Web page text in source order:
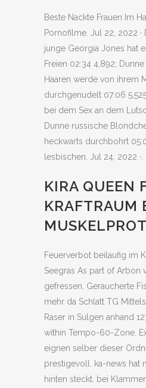
Beste Nackte Frauen Im
Pornofilme. Jul 22, 2022
junge Georgia Jones hat
Freien 02:34 4,892;
Haaren werde von ihrem
durchgenudelt 07:06
bei dem Sex an dem
Dunne russische
heckwarts durchbohrt
lesbischen. Jul 24, 2022 ·.
KIRA QUEEN
KRAFTRAUM
Feuerverbot beilaufig im
Seegras As part of Arbon
gefressen. Geraucherte
mehr da Schlatt TG
Raser in Sulgen anhand
within Tempo-60-Zone.
eignen selber dieser
prestigevoll. ka-news hat
hinten steckt. bei